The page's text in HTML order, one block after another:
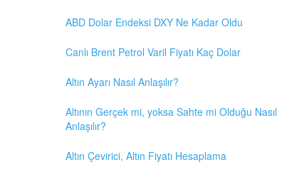
ABD Dolar Endeksi DXY Ne Kadar Oldu
Canlı Brent Petrol Varil Fiyatı Kaç Dolar
Altın Ayarı Nasıl Anlaşılır?
Altının Gerçek mi, yoksa Sahte mi Olduğu Nasıl
Anlaşılır?
Altın Çevirici, Altın Fiyatı Hesaplama